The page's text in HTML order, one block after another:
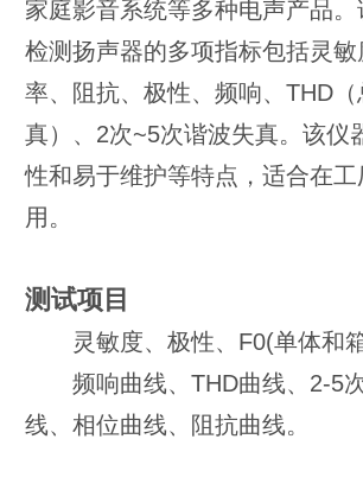
家庭影音系统等多种电声产品
检测扬声器的多项指标包括灵
率、阻抗、极性、频响、THD（
真）、2次~5次谐波失真。该仪
性和易于维护等特点，适合在
用。
测试项目
灵敏度、极性、F0(单体和箱
频响曲线、THD曲线、2-5
线、相位曲线、阻抗曲线。